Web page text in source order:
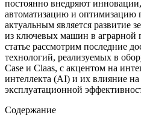
постоянно внедряют
автоматизацию и оптимизацию
актуальным является
из ключевых машин в
статье рассмотрим последние
технологий, реализуемых в
Case и Claas, с акцентом на
интеллекта (AI) и их влияние
эксплуатационной
Содержание